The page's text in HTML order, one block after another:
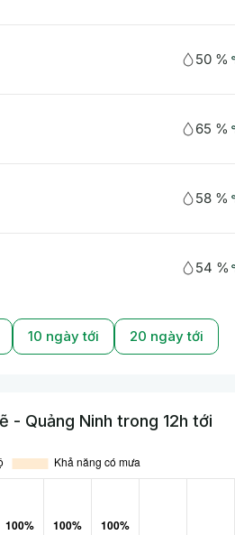
50 %
65 %
58 %
54 %
10 ngày tới 20 ngày tới
- Quảng Ninh trong 12h tới